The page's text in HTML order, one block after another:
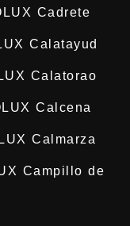
Cadrete
Calatayud
Calatorao
Calcena
Calmarza
Campillo de